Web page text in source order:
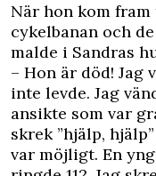
När hon kom
cykelbanan och
malde i Sandras
– Hon är död! Jag
inte levde. Jag
ansikte som var
skrek ”hjälp,
var möjligt. En